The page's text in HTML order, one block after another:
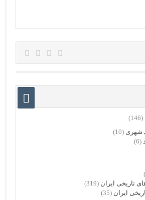
(146)
شهری (10)
(6)
تاریخی ایران (319)
ایران (35)